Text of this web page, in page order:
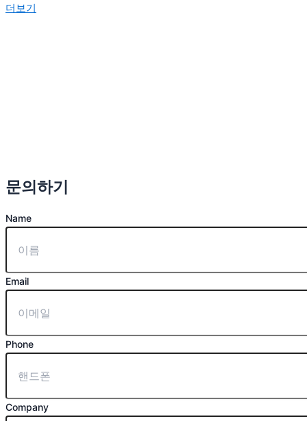
더보기
문의하기
Name
Email
Phone
Company